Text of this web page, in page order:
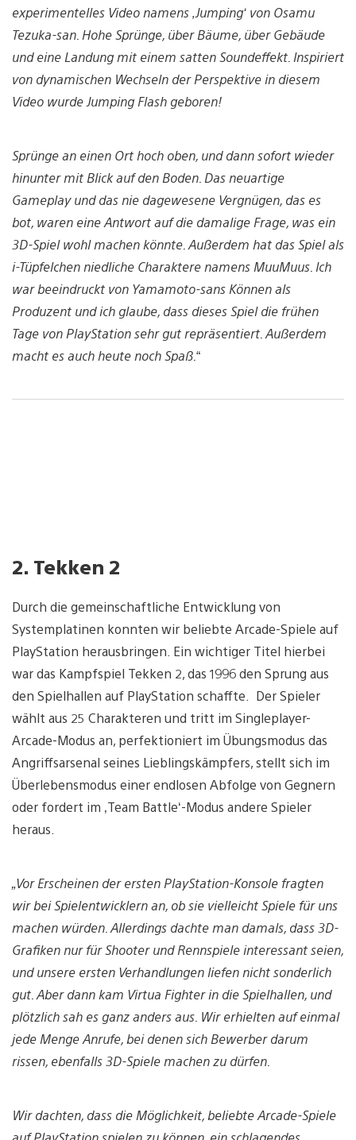
experimentelles Video namens ‚Jumping‘ von Osamu
Tezuka-san. Hohe Sprünge, über Bäume, über Gebäude
und eine Landung mit einem satten Soundeffekt. Inspiriert
von dynamischen Wechseln der Perspektive in diesem
Video wurde Jumping Flash geboren!
Sprünge an einen Ort hoch oben, und dann sofort wieder
hinunter mit Blick auf den Boden. Das neuartige
Gameplay und das nie dagewesene Vergnügen, das es
bot, waren eine Antwort auf die damalige Frage, was ein
3D-Spiel wohl machen könnte. Außerdem hat das Spiel als
i-Tüpfelchen niedliche Charaktere namens MuuMuus. Ich
war beeindruckt von Yamamoto-sans Können als
Produzent und ich glaube, dass dieses Spiel die frühen
Tage von PlayStation sehr gut repräsentiert. Außerdem
macht es auch heute noch Spaß.“
2. Tekken 2
Durch die gemeinschaftliche Entwicklung von
Systemplatinen konnten wir beliebte Arcade-Spiele auf
PlayStation herausbringen. Ein wichtiger Titel hierbei
war das Kampfspiel Tekken 2, das 1996 den Sprung aus
den Spielhallen auf PlayStation schaffte. Der Spieler
wählt aus 25 Charakteren und tritt im Singleplayer-
Arcade-Modus an, perfektioniert im Übungsmodus das
Angriffsarsenal seines Lieblingskämpfers, stellt sich im
Überlebensmodus einer endlosen Abfolge von Gegnern
oder fordert im ‚Team Battle‘-Modus andere Spieler
heraus.
„Vor Erscheinen der ersten PlayStation-Konsole fragten
wir bei Spielentwicklern an, ob sie vielleicht Spiele für uns
machen würden. Allerdings dachte man damals, dass 3D-
Grafiken nur für Shooter und Rennspiele interessant seien,
und unsere ersten Verhandlungen liefen nicht sonderlich
gut. Aber dann kam Virtua Fighter in die Spielhallen, und
plötzlich sah es ganz anders aus. Wir erhielten auf einmal
jede Menge Anrufe, bei denen sich Bewerber darum
rissen, ebenfalls 3D-Spiele machen zu dürfen.
Wir dachten, dass die Möglichkeit, beliebte Arcade-Spiele